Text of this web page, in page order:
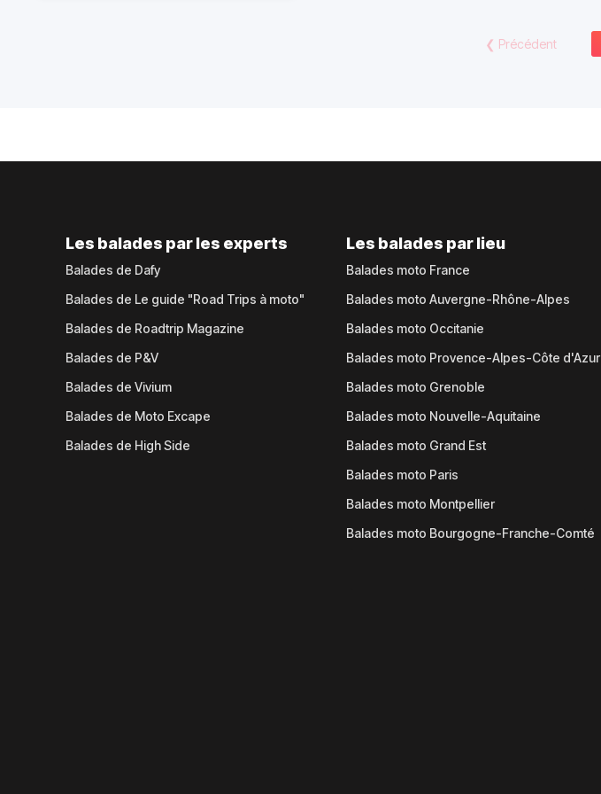
❮ Précédent
Les balades par les experts
Balades de Dafy
Balades de Le guide "Road Trips à moto"
Balades de Roadtrip Magazine
Balades de P&V
Balades de Vivium
Balades de Moto Excape
Balades de High Side
Les balades par lieu
Balades moto France
Balades moto Auvergne-Rhône-Alpes
Balades moto Occitanie
Balades moto Provence-Alpes-Côte d'Azur
Balades moto Grenoble
Balades moto Nouvelle-Aquitaine
Balades moto Grand Est
Balades moto Paris
Balades moto Montpellier
Balades moto Bourgogne-Franche-Comté